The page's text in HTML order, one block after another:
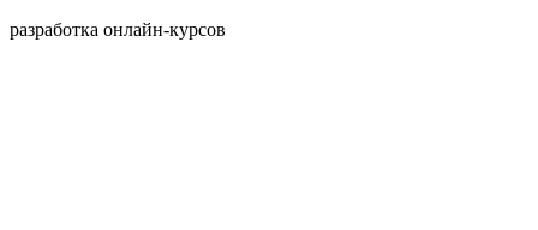
разработка онлайн-курсов